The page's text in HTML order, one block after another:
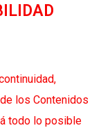
los Contenidos
todo lo posible